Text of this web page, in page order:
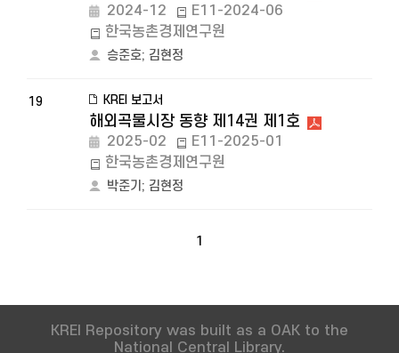
2024-12
E11-2024-06
한국농촌경제연구원
승준호; 김현정
19 KREI 보고서
해외곡물시장 동향 제14권 제1호
2025-02
E11-2025-01
한국농촌경제연구원
박준기 ; 김현정
1
KREI Repository was built as a OAK to the
National Central Library.